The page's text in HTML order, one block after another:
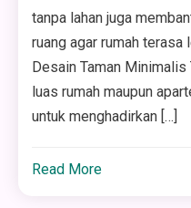
tanpa lahan juga
ruang agar rumah
Desain Taman Minimalis
luas rumah maupun
untuk menghadirkan […]
Read More